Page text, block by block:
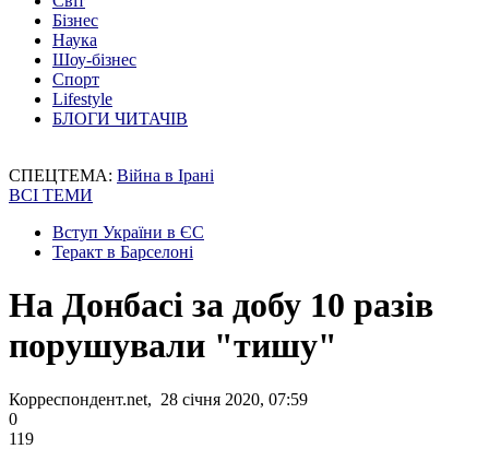
Бізнес
Наука
Шоу-бізнес
Спорт
Lifestyle
БЛОГИ ЧИТАЧІВ
СПЕЦТЕМА: Війна в Ірані
ВСІ ТЕМИ
Вступ України в ЄС
Теракт в Барселоні
На Донбасі за добу 10 разів
порушували "тишу"
Корреспондент.net, 28 січня 2020, 07:59
0
119